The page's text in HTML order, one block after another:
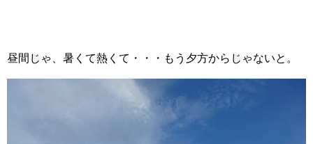
昼間じゃ、暑くて熱くて・・・もう夕方からじゃないと。